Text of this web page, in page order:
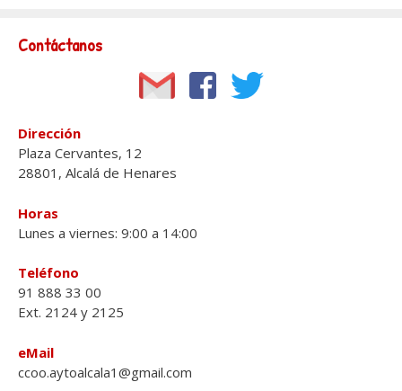
Contáctanos
Dirección
Plaza Cervantes, 12
28801, Alcalá de Henares
Horas
Lunes a viernes: 9:00 a 14:00
Teléfono
91 888 33 00
Ext. 2124 y 2125
eMail
ccoo.aytoalcala1@gmail.com